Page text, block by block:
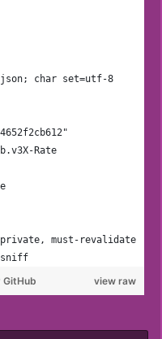
char set=utf-8
Rate
private, must-revalidate
view raw
GitHub